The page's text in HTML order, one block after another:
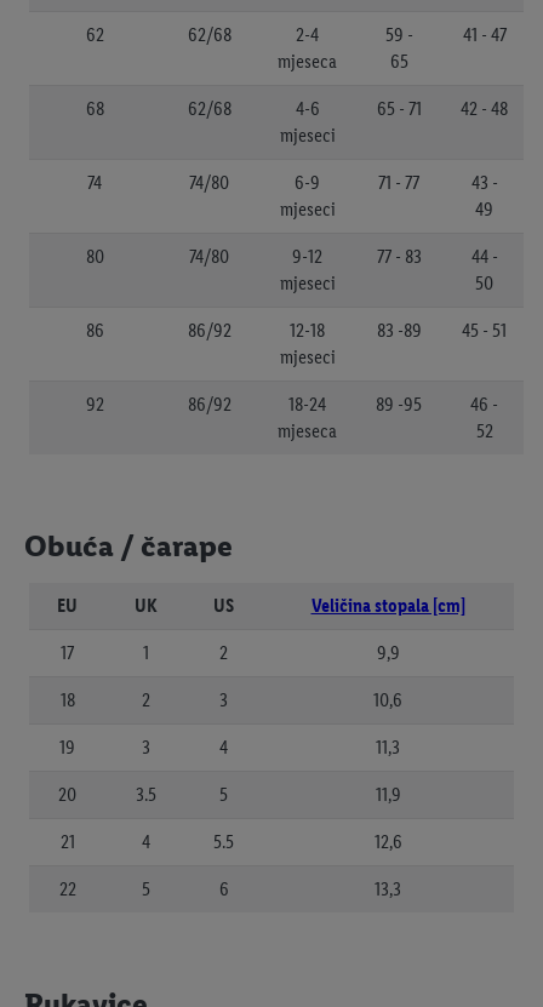
62 62/68
2-4
mjeseca
59 -
65
41 - 47
68 62/68
4-6
mjeseci
65 - 71 42 - 48
74 74/80
6-9
mjeseci
71 - 77
43 -
49
80 74/80
9-12
mjeseci
77 - 83
44 -
50
86 86/92
12-18
mjeseci
83 -89 45 - 51
92 86/92
18-24
mjeseca
89 -95
46 -
52
Obuća / čarape
EU UK US Veličina stopala [cm]
17 1 2 9,9
18 2 3 10,6
19 3 4 11,3
20 3.5 5 11,9
21 4 5.5 12,6
22 5 6 13,3